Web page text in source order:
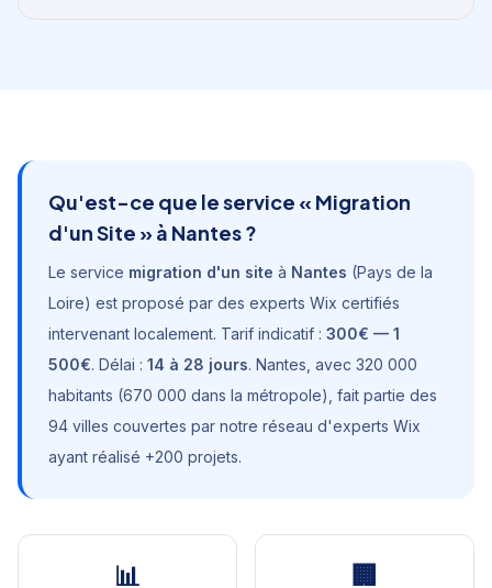
Qu'est-ce que le service « Migration
d'un Site » à Nantes?
Le service migration d'un site à Nantes (Pays de la
Loire) est proposé par des experts Wix certifiés
intervenant localement. Tarif indicatif : 300€ — 1
500€. Délai : 14 à 28 jours. Nantes , avec 320 000
habitants (670 000 dans la métropole) , fait partie des
94 villes couvertes par notre réseau d'experts Wix
ayant réalisé +200 projets.
📊 🏢